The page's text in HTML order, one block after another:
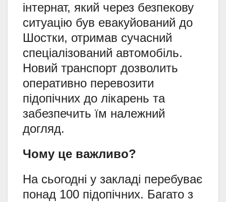
інтернат, який через безпекову
ситуацію був евакуйований до
Шостки, отримав сучасний
спеціалізований автомобіль.
Новий транспорт дозволить
оперативно перевозити
підопічних до лікарень та
забезпечить їм належний
догляд.
Чому це важливо?
На сьогодні у закладі перебуває
понад 100 підопічних. Багато з